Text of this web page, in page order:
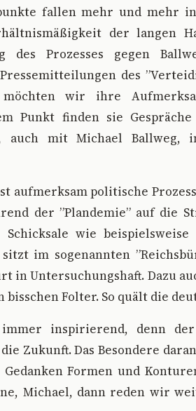
fallen mehr und mehr
der langen
des Prozesses gegen
des
möchten wir ihre
Punkt finden sie
auch mit Michael Ballweg,
aufmerksam politische
der ”Plandemie” auf die
wie beispielsweise
im sogenannten
Untersuchungshaft. Dazu
Folter. So quält die
inspirierend, denn
Zukunft. Das Besondere
Formen und
Michael, dann reden wir